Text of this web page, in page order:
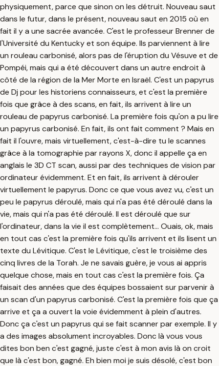
physiquement, parce que sinon on les détruit. Nouveau saut
dans le futur, dans le présent, nouveau saut en 2015 où en
fait il y a une sacrée avancée. C'est le professeur Brenner de
l'Université du Kentucky et son équipe. Ils parviennent à lire
un rouleau carbonisé, alors pas de l'éruption du Vésuve et de
Pompéi, mais qui a été découvert dans un autre endroit à
côté de la région de la Mer Morte en Israël. C'est un papyrus
de Dj pour les historiens connaisseurs, et c'est la première
fois que grâce à des scans, en fait, ils arrivent à lire un
rouleau de papyrus carbonisé. La première fois qu'on a pu lire
un papyrus carbonisé. En fait, ils ont fait comment ? Mais en
fait il l'ouvre, mais virtuellement, c'est-à-dire tu le scannes
grâce à la tomographie par rayons X, donc il appelle ça en
anglais le 3D CT scan, aussi par des techniques de vision par
ordinateur évidemment. Et en fait, ils arrivent à dérouler
virtuellement le papyrus. Donc ce que vous avez vu, c'est un
peu le papyrus déroulé, mais qui n'a pas été déroulé dans la
vie, mais qui n'a pas été déroulé. Il est déroulé que sur
l'ordinateur, dans la vie il est complètement... Ouais, ok, mais
en tout cas c'est la première fois qu'ils arrivent et ils lisent un
texte du Lévitique. C'est le Lévitique, c'est le troisième des
cinq livres de la Torah. Je ne savais guère, je vous ai appris
quelque chose, mais en tout cas c'est la première fois. Ça
faisait des années que des équipes bossaient sur parvenir à
un scan d'un papyrus carbonisé. C'est la première fois que ça
arrive et ça a ouvert la voie évidemment à plein d'autres.
Donc ça c'est un papyrus qui se fait scanner par exemple. Il y
a des images absolument incroyables. Donc là vous vous
dites bon ben c'est gagné, juste c'est à mon avis là on croit
que là c'est bon, gagné. Eh bien moi je suis désolé, c'est bon